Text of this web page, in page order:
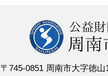
〒745-0851 周南市大字徳